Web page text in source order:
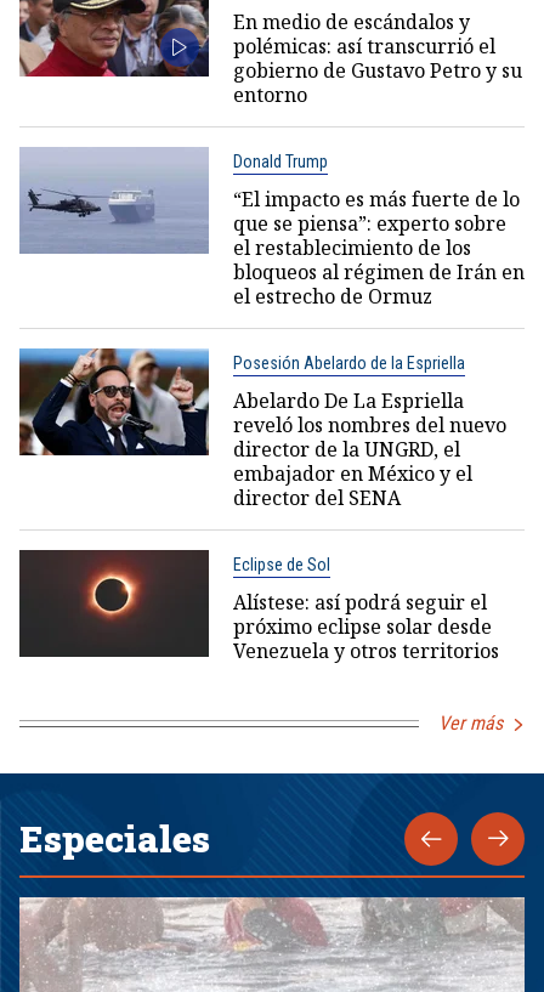
En medio de escándalos y
polémicas: así transcurrió el
gobierno de Gustavo Petro y su
entorno
Donald Trump
“El impacto es más fuerte de lo
que se piensa”: experto sobre
el restablecimiento de los
bloqueos al régimen de Irán en
el estrecho de Ormuz
Posesión Abelardo de la Espriella
Abelardo De La Espriella
reveló los nombres del nuevo
director de la UNGRD, el
embajador en México y el
director del SENA
Eclipse de Sol
Alístese: así podrá seguir el
próximo eclipse solar desde
Venezuela y otros territorios
Ver más
Especiales